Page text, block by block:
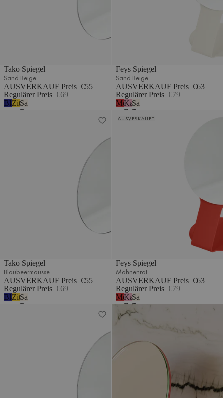
Tako Spiegel
Sand Beige
AUSVERKAUF Preis €55
Regulärer Preis €69
Blaubeermousse
Zitronengelb
Sand
Beige
Feys Spiegel
Sand Beige
AUSVERKAUF Preis €63
Regulärer Preis €79
Mohnenrot
Kaugummi-
Farbe
Sand
Beige
Tako Spiegel
Blaubeermousse
AUSVERKAUF Preis €55
Regulärer Preis €69
Blaubeermousse
Zitronengelb
Sand
Beige
AUSVERKAUFT
Feys Spiegel
Mohnenrot
AUSVERKAUF Preis €63
Regulärer Preis €79
Mohnenrot
Kaugummi-
Farbe
Sand
Beige
Feys Spiegel